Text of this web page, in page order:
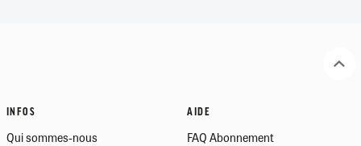
INFOS
Qui sommes-nous
AIDE
FAQ Abonnement